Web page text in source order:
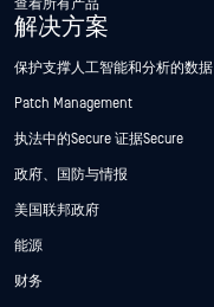
查看所有产品
解决方案
保护支撑人工智能和分析的数据
Patch Management
执法中的Secure 证据Secure
政府、国防与情报
美国联邦政府
能源
财务